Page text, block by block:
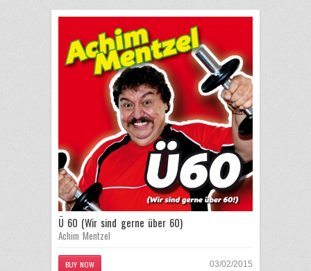
Ü 60 (Wir sind gerne über 60)
Achim Mentzel
BUY NOW 03/02/2015